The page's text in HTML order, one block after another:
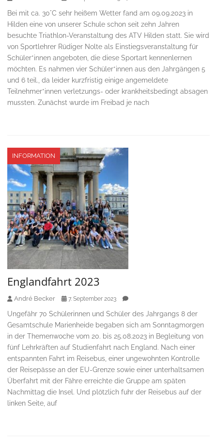
Bei mit ca. 30°C sehr heißem Wetter fand am 09.09.2023 in
Hilden eine von unserer Schule schon seit zehn Jahren
besuchte Triathlon-Veranstaltung des ATV Hilden statt. Sie wird
von Sportlehrer Rüdiger Nolte als Einstiegsveranstaltung für
Schüler*innen angeboten, die diese Sportart kennenlernen
möchten. Es nahmen vier Schüler*innen aus den Jahrgängen 5
und 6 teil., da leider kurzfristig einige angemeldete
Teilnehmer*innen verletzungs- oder krankheitsbedingt absagen
mussten. Zunächst wurde im Freibad je nach
INFORMATION
Englandfahrt 2023
André Becker 7. September 2023
Ungefähr 70 Schülerinnen und Schüler des Jahrgangs 8 der
Gesamtschule Marienheide begaben sich am Sonntagmorgen
in der Themenwoche vom 20. bis 25.08.2023 in Begleitung von
fünf Lehrkräften auf Studienfahrt nach England. Nach einer
entspannten Fahrt im Reisebus, einer ungewohnten Kontrolle
der Reisepässe an der EU-Grenze sowie einer unterhaltsamen
Überfahrt mit der Fähre erreichte die Gruppe am späten
Nachmittag die Insel. Und plötzlich fuhr der Reisebus auf der
linken Seite, auf